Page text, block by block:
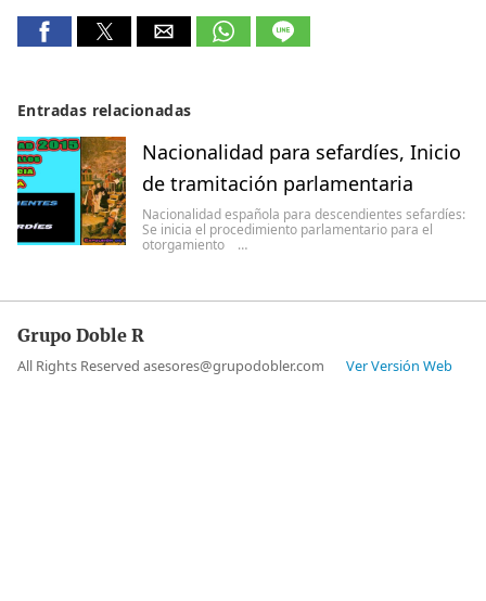
Entradas relacionadas
Nacionalidad para sefardíes, Inicio
de tramitación parlamentaria
Nacionalidad española para descendientes sefardíes:
Se inicia el procedimiento parlamentario para el
otorgamiento …
Grupo Doble R
All Rights Reserved asesores@grupodobler.com Ver Versión Web